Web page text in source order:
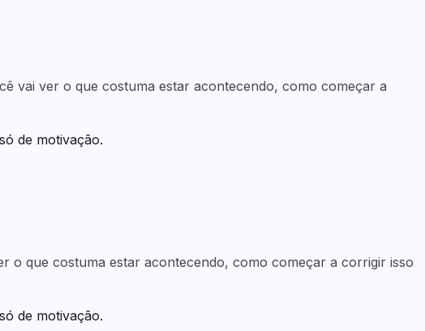
vai ver o que costuma estar acontecendo, como começar a
de motivação.
o que costuma estar acontecendo, como começar a corrigir isso
de motivação.